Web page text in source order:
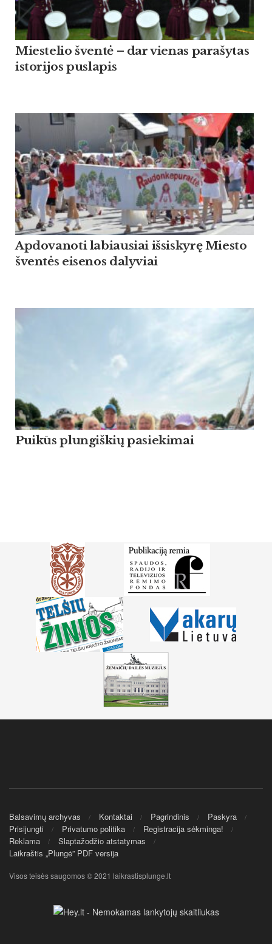
Miestelio šventė – dar vienas parašytas
istorijos puslapis
Apdovanoti labiausiai išsiskyrę Miesto
šventės eisenos dalyviai
Puikūs plungiškių pasiekimai
Balsavimų archyvas Kontaktai Pagrindinis
Paskyra
Prisijungti
Privatumo politika
Registracija sėkminga!
Reklama
Slaptažodžio atstatymas
Laikraštis „Plungė” PDF versija
Visos teisės saugomos © 2021 laikrastisplunge.lt